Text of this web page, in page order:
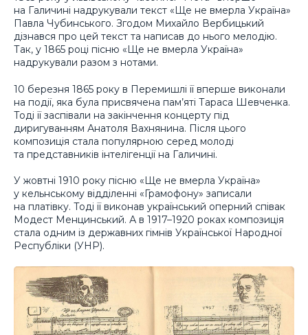
на Галичині надрукували текст «Ще не вмерла Україна»
Павла Чубинського. Згодом Михайло Вербицький
дізнався про цей текст та написав до нього мелодію.
Так, у 1865 році пісню «Ще не вмерла Україна»
надрукували разом з нотами.
10 березня 1865 року в Перемишлі її вперше виконали
на події, яка була присвячена пам’яті Тараса Шевченка.
Тоді її заспівали на закінчення концерту під
диригуванням Анатоля Вахнянина. Після цього
композиція стала популярною серед молоді
та представників інтелігенції на Галичині.
У жовтні 1910 року пісню «Ще не вмерла Україна»
у кельнському відділенні «Грамофону» записали
на платівку. Тоді її виконав український оперний співак
Модест Менцинський. А в 1917–1920 роках композиція
стала одним із державних гімнів Української Народної
Республіки (УНР).